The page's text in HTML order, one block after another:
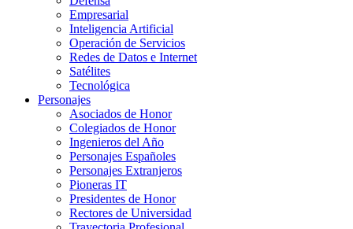
Empresarial
Inteligencia Artificial
Operación de Servicios
Redes de Datos e Internet
Satélites
Tecnológica
Personajes
Asociados de Honor
Colegiados de Honor
Ingenieros del Año
Personajes Españoles
Personajes Extranjeros
Pioneras IT
Presidentes de Honor
Rectores de Universidad